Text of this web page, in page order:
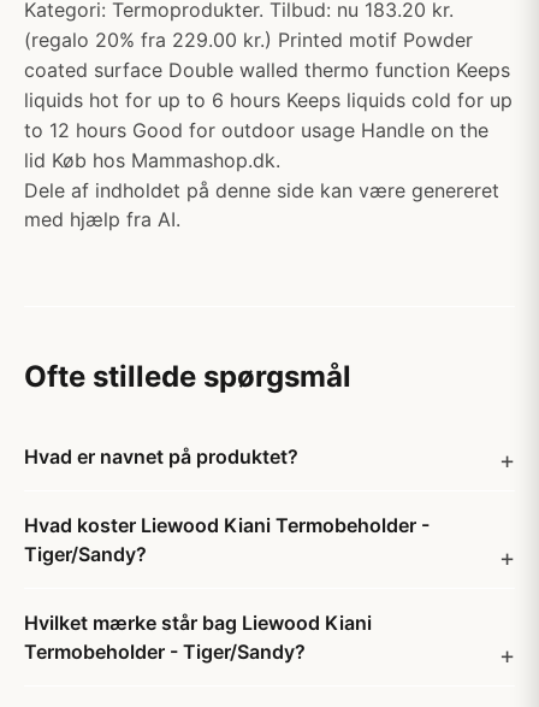
Kategori: Termoprodukter. Tilbud: nu 183.20 kr.
(regalo 20% fra 229.00 kr.) Printed motif Powder
coated surface Double walled thermo function Keeps
liquids hot for up to 6 hours Keeps liquids cold for up
to 12 hours Good for outdoor usage Handle on the
lid Køb hos Mammashop.dk.
Dele af indholdet på denne side kan være genereret
med hjælp fra AI.
Ofte stillede spørgsmål
Hvad er navnet på produktet?
Hvad koster Liewood Kiani Termobeholder -
Tiger/Sandy?
Hvilket mærke står bag Liewood Kiani
Termobeholder - Tiger/Sandy?